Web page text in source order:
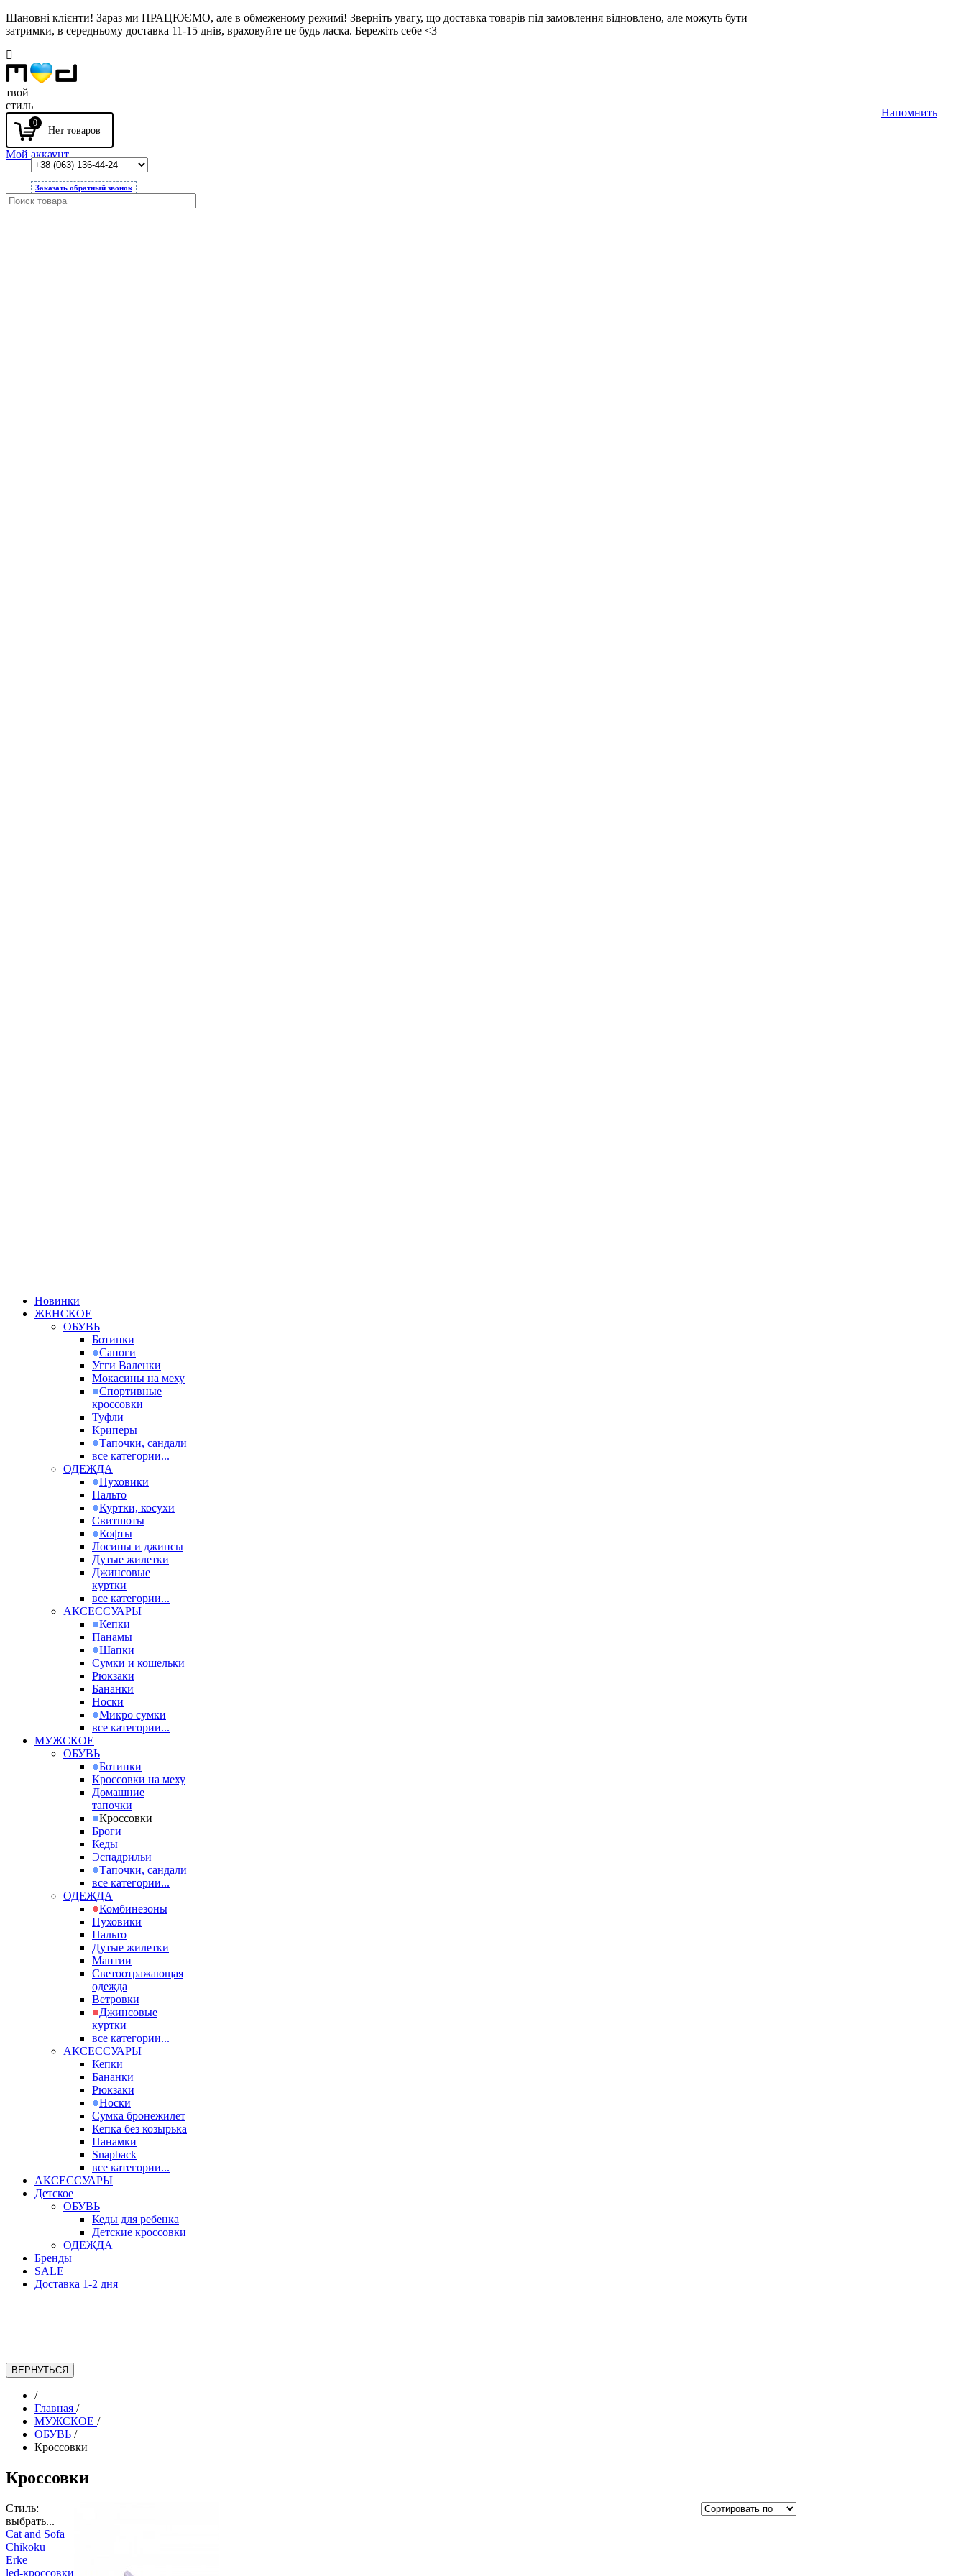
Шановні клієнти! Зараз ми ПРАЦЮЄМО, але в обмеженому режимі! Зверніть увагу, що доставка товарів під замовлення відновлено, але можуть бути
затримки, в середньому доставка 11-15 днів, враховуйте це будь ласка. Бережіть себе <3
твой
стиль
0
Мой аккаунт
Заказать обратный звонок
Новинки
ЖЕНСКОЕ
ОБУВЬ
Ботинки
Сапоги
Угги Валенки
Мокасины на меху
Спортивные
кроссовки
Туфли
Криперы
Тапочки, сандали
все категории...
ОДЕЖДА
Пуховики
Пальто
Куртки, косухи
Свитшоты
Кофты
Лосины и джинсы
Дутые жилетки
Джинсовые
куртки
все категории...
АКСЕССУАРЫ
Кепки
Панамы
Шапки
Сумки и кошельки
Рюкзаки
Бананки
Носки
Микро сумки
все категории...
МУЖСКОЕ
ОБУВЬ
Ботинки
Кроссовки на меху
Домашние
тапочки
Кроссовки
Броги
Кеды
Эспадрильи
Тапочки, сандали
все категории...
ОДЕЖДА
Комбинезоны
Пуховики
Пальто
Дутые жилетки
Мантии
Светоотражающая
одежда
Ветровки
Джинсовые
куртки
все категории...
АКСЕССУАРЫ
Кепки
Бананки
Рюкзаки
Носки
Сумка бронежилет
Кепка без козырька
Панамки
Snapback
все категории...
АКСЕССУАРЫ
Детское
ОБУВЬ
Кеды для ребенка
Детские кроссовки
ОДЕЖДА
Бренды
SALE
Доставка 1-2 дня
/
Главная /
МУЖСКОЕ /
ОБУВЬ /
Кроссовки
Кроссовки
Стиль:
выбрать...
Cat and Sofa
Chikoku
Erke
led-кроссовки
Напомнить